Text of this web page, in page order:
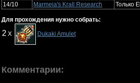
14/10
Marmeia's Krall Research Только
Для прохождения нужно собрать:
2 X Dukaki Amulet
Комментарии: